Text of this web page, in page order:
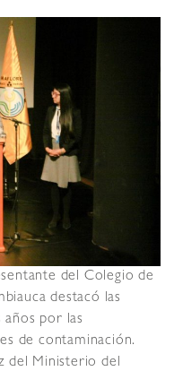
del Colegio de
destacó las
años por las
de contaminación.
del Ministerio del